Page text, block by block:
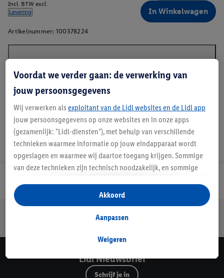
Incl. BTW excl.
Levering
In Winkelwagen
Artikelnummer: 100378224
Veilig winkelen
Lidl Nieuwsbrief
Schrijf je in
Voordat we verder gaan: de verwerking van
jouw persoonsgegevens
Wij verwerken als exploitant van de Lidl websites en de Lidl app
jouw persoonsgegevens op onze websites en in onze apps
(gezamenlijk: "Lidl-diensten"), met behulp van verschillende
technieken waarmee informatie op jouw eindapparaat wordt
opgeslagen en waarmee wij daartoe toegang krijgen. Sommige
van deze technieken zijn technisch noodzakelijk, en sommige
opslaan van voorkeursinstellingen, het verzamelen en
analyseren van statistieken of voor het tonen van
gepersonaliseerde reclame binnen en buiten de Lidl-diensten.
gegevens over jouw aankoopgedrag in de winkel ook voor de
Als je hier toestemming geeft aan ons voor het personaliseren
van reclame en als je vervolgens een Lidl Plus-account
Weigeren
Aanpassen
Akkoord